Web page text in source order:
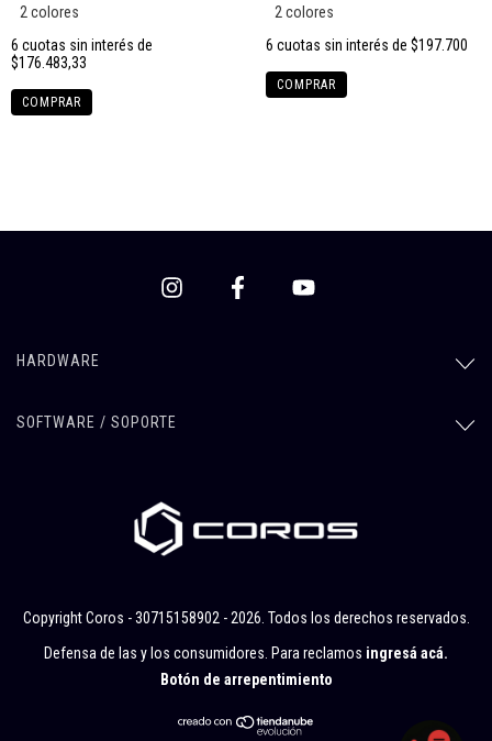
2 colores
6 cuotas sin interés de
$176.483,33
COMPRAR
2 colores
6 cuotas sin interés de $197.700
COMPRAR
HARDWARE
SOFTWARE / SOPORTE
Copyright Coros - 30715158902 - 2026. Todos los derechos reservados.
Defensa de las y los consumidores. Para reclamos ingresá acá.
Botón de arrepentimiento